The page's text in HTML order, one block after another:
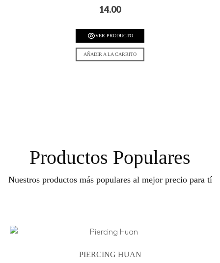
14.00
VER PRODUCTO
AÑADIR A LA CARRITO
Productos Populares
Nuestros productos más populares al mejor precio para tí
PIERCING HUAN